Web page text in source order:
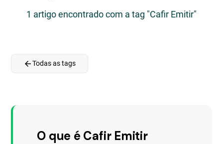
1 artigo encontrado com a tag "Cafir Emitir"
arrow_backTodas as tags
O que é Cafir Emitir